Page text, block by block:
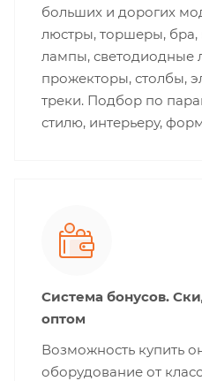
больших и дорогих
люстры, торшеры, бра,
лампы, светодиодные
прожекторы, столбы,
треки. Подбор по
стилю, интерьеру,
Система бонусов.
оптом
Возможность купить
оборудование от